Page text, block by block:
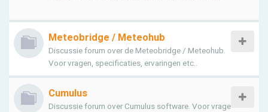
Meteobridge / Meteohub
Discussie forum over de Meteobridge / Meteohub.
Voor vragen, specificaties, ervaringen etc..
Cumulus
Discussie forum over Cumulus software. Voor vrage